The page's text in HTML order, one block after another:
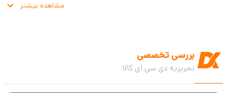
مشاهده بیشتر
بررسی تخصصی
تحریریه دی سی ای کالا